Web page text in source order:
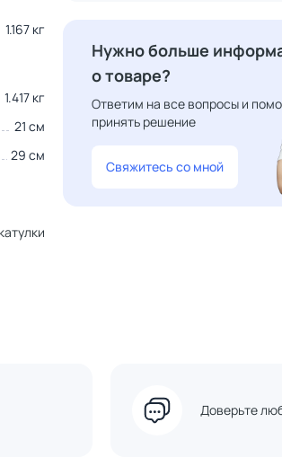
1.167 кг
1.417 кг
21 см
29 см
Нужно больше
о товаре?
Ответим на все вопросы и
принять решение
Свяжитесь со мной
Доверьте